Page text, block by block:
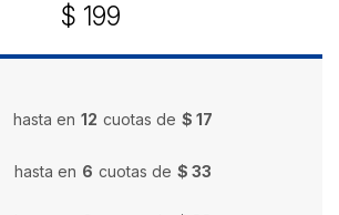
$ 199
hasta en 12 cuotas de $ 17
hasta en 6 cuotas de $ 33